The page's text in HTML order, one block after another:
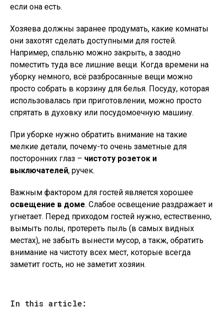
если она есть.
Хозяева должны заранее продумать, какие комнаты
они захотят сделать доступными для гостей.
Например, спальню можно закрыть, а заодно
поместить туда все лишние вещи. Когда времени на
уборку немного, всё разбросанные вещи можно
просто собрать в корзину для белья. Посуду, которая
использовалась при приготовлении, можно просто
спрятать в духовку или посудомоечную машину.
При уборке нужно обратить внимание на такие
мелкие детали, почему-то очень заметные для
посторонних глаз – чистоту розеток и
выключателей, ручек.
Важным фактором для гостей является хорошее
освещение в доме. Слабое освещение раздражает и
угнетает. Перед приходом гостей нужно, естественно,
вымыть полы, протереть пыль (в самых видных
местах), не забыть вынести мусор, а такж, обратить
внимание на чистоту всех мест, которые всегда
заметит гость, но не заметит хозяин.
In this article: